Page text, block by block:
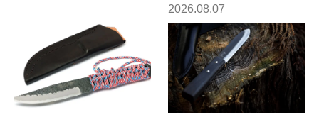
2026.08.07